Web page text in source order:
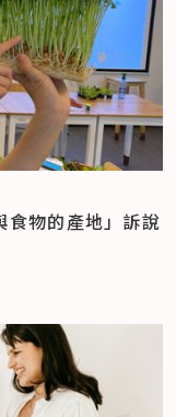
物的產地」訴說